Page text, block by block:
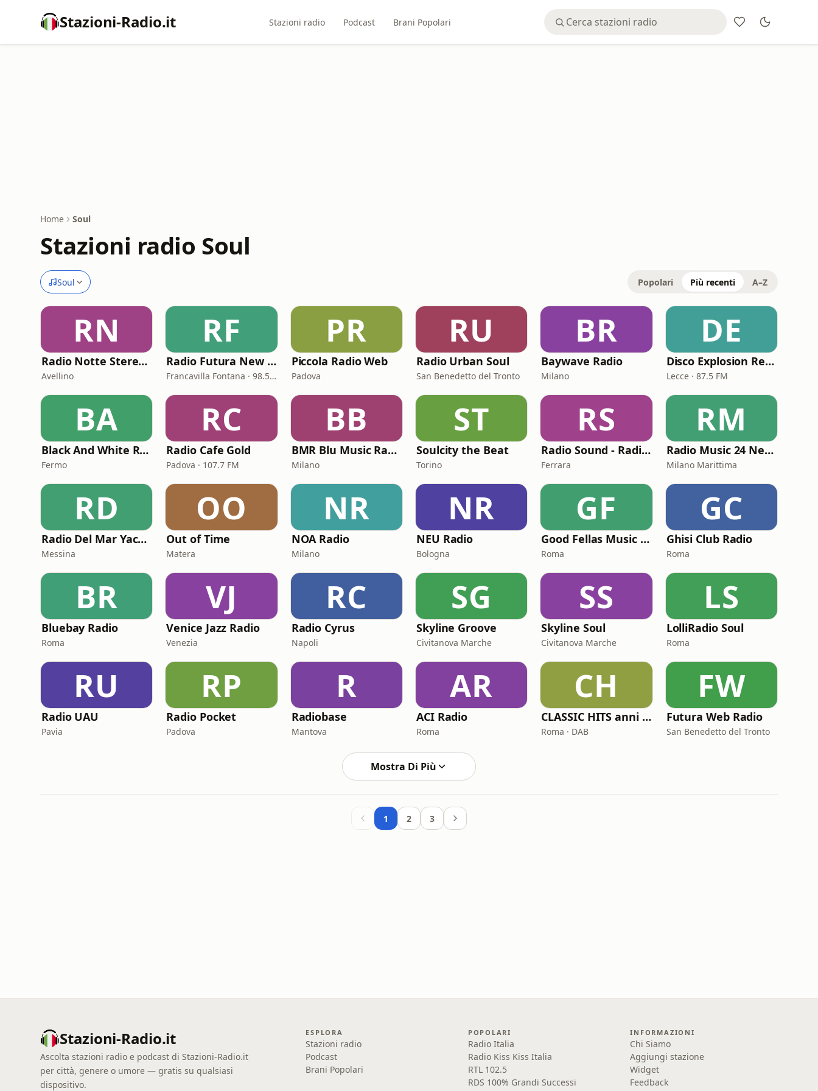
Stazioni-Radio.it Stazioni radio Podcast Brani Popolari
Home Soul
Stazioni radio Soul
Soul Popolari Più recenti A–Z
RN
Radio Notte Stereo web
Avellino
RF
Radio Futura New Generation
Francavilla Fontana · 98.5 FM
PR
Piccola Radio Web
Padova
RU
Radio Urban Soul
San Benedetto del Tronto
BR
Baywave Radio
Milano
DE
Disco Explosion Rete 2
Lecce · 87.5 FM
BA
Black And White Radio
Fermo
RC
Radio Cafe Gold
Padova · 107.7 FM
BB
BMR Blu Music Radio
Milano
ST
Soulcity the Beat
Torino
RS
Radio Sound - Radio Sound Groove
Ferrara
RM
Radio Music 24 Network
Milano Marittima
RD
Radio Del Mar Yachting Club
Messina
OO
Out of Time
Matera
NR
NOA Radio
Milano
NR
NEU Radio
Bologna
GF
Good Fellas Music Station
Roma
GC
Ghisi Club Radio
Roma
BR
Bluebay Radio
Roma
VJ
Venice Jazz Radio
Venezia
RC
Radio Cyrus
Napoli
SG
Skyline Groove
Civitanova Marche
SS
Skyline Soul
Civitanova Marche
LS
LolliRadio Soul
Roma
RU
Radio UAU
Pavia
RP
Radio Pocket
Padova
R
Radiobase
Mantova
AR
ACI Radio
Roma
CH
CLASSIC HITS anni 70 80 90
Roma · DAB
FW
Futura Web Radio
San Benedetto del Tronto
Mostra Di Più
1 2 3
Stazioni-Radio.it
Ascolta stazioni radio e podcast di Stazioni-Radio.it
per città, genere o umore — gratis su qualsiasi
dispositivo.
ESPLORA
Stazioni radio
Podcast
Brani Popolari
POPOLARI
Radio Italia
Radio Kiss Kiss Italia
RTL 102.5
RDS 100% Grandi Successi
INFORMAZIONI
Chi Siamo
Aggiungi stazione
Widget
Feedback